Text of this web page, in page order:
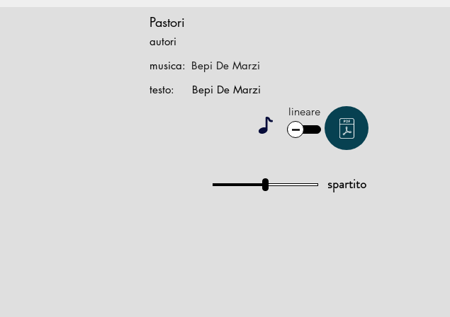
Pastori
autori
musica:
testo:
Bepi De Marzi
Bepi De Marzi
spartito
lineare